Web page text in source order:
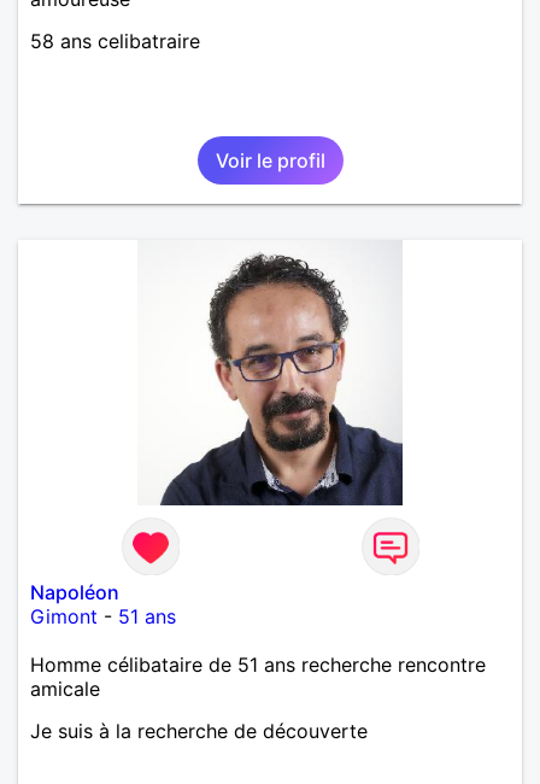
58 ans celibatraire
Voir le profil
Napoléon
Gimont - 51 ans
Homme célibataire de 51 ans recherche rencontre
amicale
Je suis à la recherche de découverte